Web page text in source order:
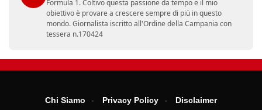
Formula 1. Coltivo questa passione da tempo e il mio
obiettivo è provare a crescere sempre di più in questo
mondo. Giornalista iscritto all'Ordine della Campania con
tessera n.170424
Chi Siamo Privacy Policy Disclaimer